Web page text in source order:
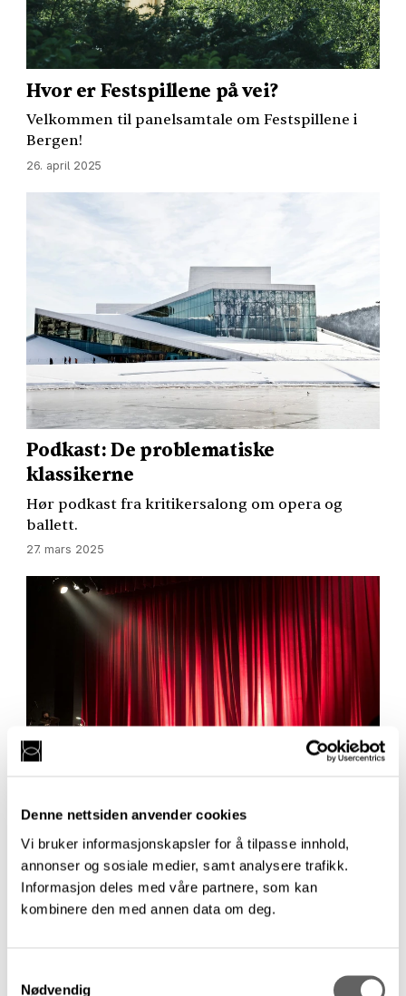
Denne nettsiden anvender cookies
Vi bruker informasjonskapsler for å tilpasse innhold,
annonser og sosiale medier, samt analysere trafikk.
Informasjon deles med våre partnere, som kan
kombinere den med annen data om deg.
Nødvendig
Hvor er Festspillene på vei?
Velkommen til panelsamtale om Festspillene i
Bergen!
26. april 2025
Podkast: De problematiske
klassikerne
Hør podkast fra kritikersalong om opera og
ballett.
27. mars 2025
Årets kritikk 2024/2025
Hva mener du var årets kritikk innen teater,
musikk og dans for 2024/2025? Send inn
forslag nå!